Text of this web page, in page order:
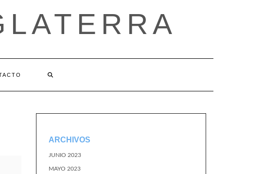
ARCHIVOS
JUNIO 2023
MAYO 2023